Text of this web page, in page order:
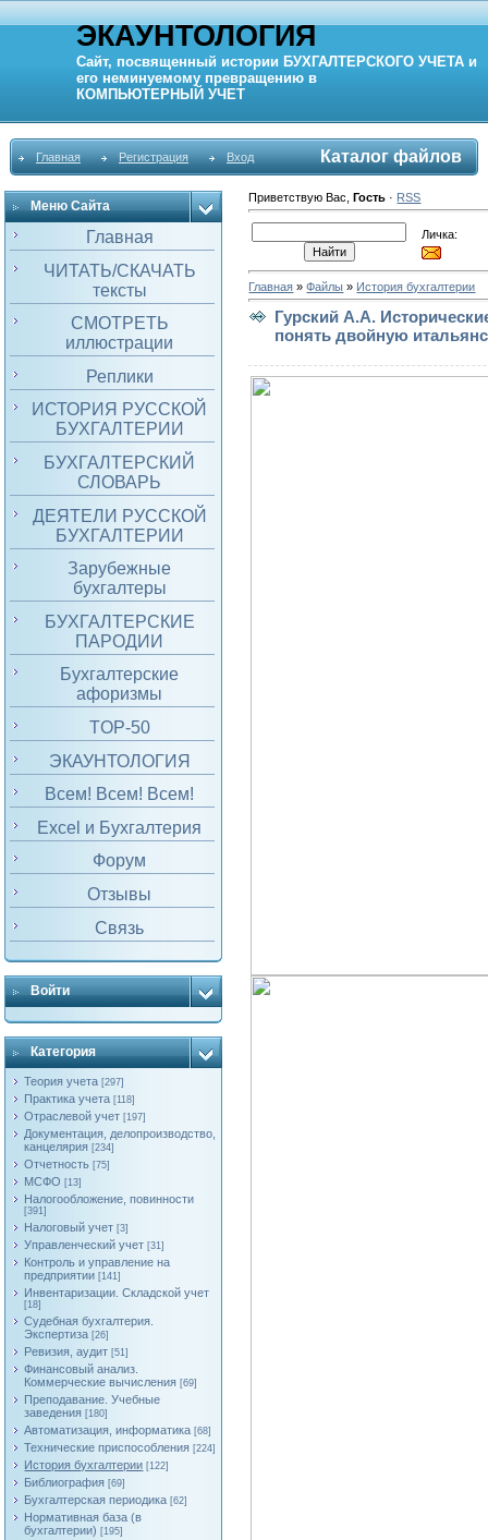
ЭКАУНТОЛОГИЯ
Сайт, посвященный истории БУХГАЛТЕРСКОГО УЧЕТА и
его неминуемому превращению в
КОМПЬЮТЕРНЫЙ УЧЕТ
Главная Регистрация Вход Каталог файлов
Меню Сайта
Главная
ЧИТАТЬ/СКАЧАТЬ
тексты
СМОТРЕТЬ
иллюстрации
Реплики
ИСТОРИЯ РУССКОЙ
БУХГАЛТЕРИИ
БУХГАЛТЕРСКИЙ
СЛОВАРЬ
ДЕЯТЕЛИ РУССКОЙ
БУХГАЛТЕРИИ
Зарубежные
бухгалтеры
БУХГАЛТЕРСКИЕ
ПАРОДИИ
Бухгалтерские
афоризмы
TOP-50
ЭКАУНТОЛОГИЯ
Всем! Всем! Всем!
Excel и Бухгалтерия
Форум
Отзывы
Связь
Войти
Категория
Теория учета [297]
Практика учета [118]
Отраслевой учет [197]
Документация, делопроизводство,
канцелярия [234]
Отчетность [75]
МСФО [13]
Налогообложение, повинности
[391]
Налоговый учет [3]
Управленческий учет [31]
Контроль и управление на
предприятии [141]
Инвентаризации. Складской учет
[18]
Судебная бухгалтерия.
Экспертиза [26]
Ревизия, аудит [51]
Финансовый анализ.
Коммерческие вычисления [69]
Преподавание. Учебные
заведения [180]
Автоматизация, информатика [68]
Технические приспособления [224]
История бухгалтерии [122]
Библиография [69]
Бухгалтерская периодика [62]
Нормативная база (в
бухгалтерии) [195]
Приветствую Вас ,Гость · RSS
Личка:
Главная »Файлы » История бухгалтерии
Гурский А.А.
понять двойную